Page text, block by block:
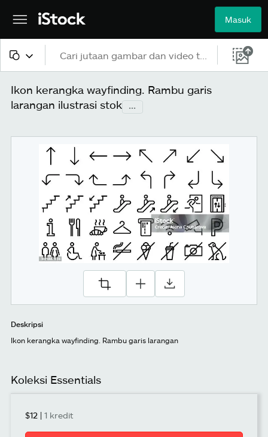
Masuk
Semua konten
Gambar
Foto
Ilustrasi
Vektor
Video
Ikon kerangka wayfinding. Rambu garis
larangan ilustrasi stok ...
Deskripsi
Ikon kerangka wayfinding. Rambu garis larangan
Koleksi Essentials
$12 | 1 kredit